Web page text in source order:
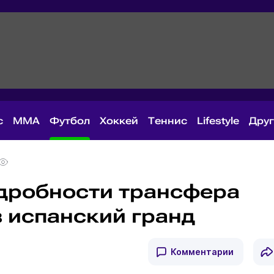
MMA Футбол Хоккей Теннис Lifestyle
трансфера
гранд
Комментарии